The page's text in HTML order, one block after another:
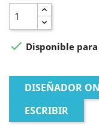
 Disponible
DISEÑADOR
ESCRIBIR